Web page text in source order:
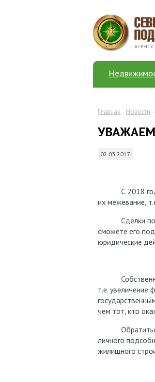
Главная - Новости
02.03.2017
С 2018 года
их межевание,
Сделки по
сможете его
юридические
Собственник,
т.е. увеличение
чем тот, кто
Обратиться
личного
жилищного